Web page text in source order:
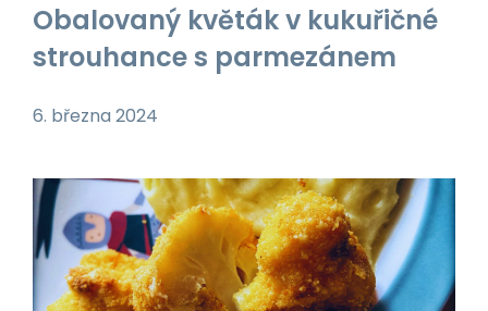
Obalovaný květák v kukuřičné
strouhance s parmezánem
6. března 2024